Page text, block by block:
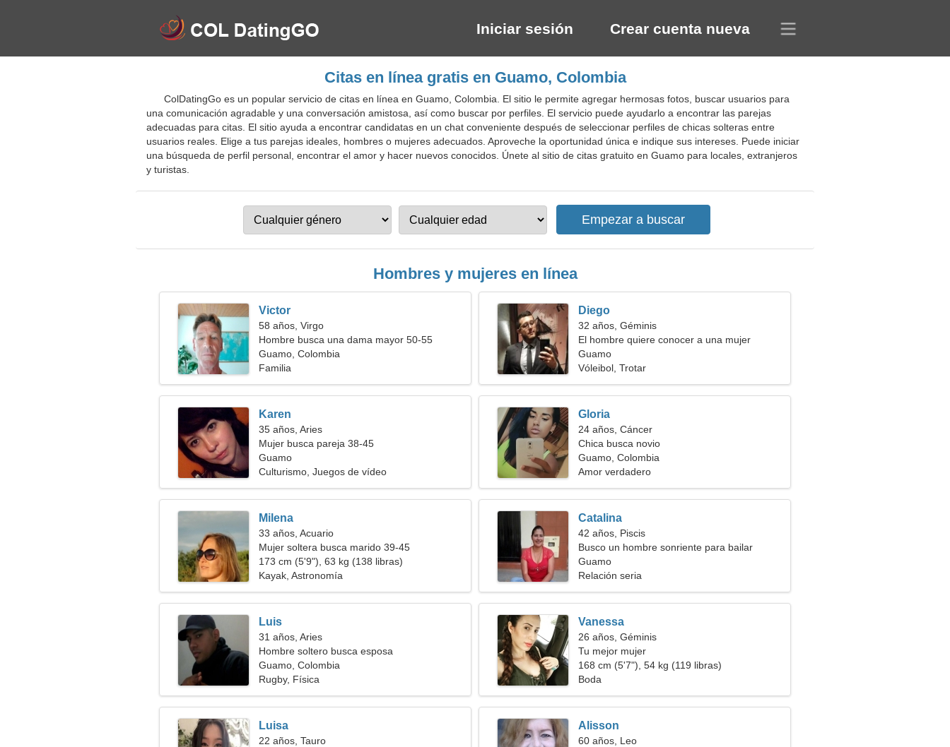
Iniciar sesión Crear cuenta nueva
Citas en línea gratis en Guamo, Colombia
ColDatingGo es un popular servicio de citas en línea en Guamo, Colombia. El sitio le permite agregar hermosas fotos, buscar usuarios para
una comunicación agradable y una conversación amistosa, así como buscar por perfiles. El servicio puede ayudarlo a encontrar las parejas
adecuadas para citas. El sitio ayuda a encontrar candidatas en un chat conveniente después de seleccionar perfiles de chicas solteras entre
usuarios reales. Elige a tus parejas ideales, hombres o mujeres adecuados. Aproveche la oportunidad única e indique sus intereses. Puede iniciar
una búsqueda de perfil personal, encontrar el amor y hacer nuevos conocidos. Únete al sitio de citas gratuito en Guamo para locales, extranjeros
y turistas.
Hombres y mujeres en línea
Victor
58 años, Virgo
Hombre busca una dama mayor 50-55
Guamo, Colombia
Familia
Diego
32 años, Géminis
El hombre quiere conocer a una mujer
Guamo
Vóleibol, Trotar
Karen
35 años, Aries
Mujer busca pareja 38-45
Guamo
Culturismo, Juegos de vídeo
Gloria
24 años, Cáncer
Chica busca novio
Guamo, Colombia
Amor verdadero
Milena
33 años, Acuario
Mujer soltera busca marido 39-45
173 cm (5'9"), 63 kg (138 libras)
Kayak, Astronomía
Catalina
42 años, Piscis
Busco un hombre sonriente para bailar
Guamo
Relación seria
Luis
31 años, Aries
Hombre soltero busca esposa
Guamo, Colombia
Rugby, Física
Vanessa
26 años, Géminis
Tu mejor mujer
168 cm (5'7"), 54 kg (119 libras)
Boda
Luisa
22 años, Tauro
Alisson
60 años, Leo